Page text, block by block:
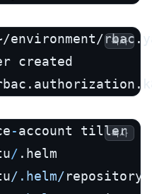
created
복사
-
/
/.helm/
복사